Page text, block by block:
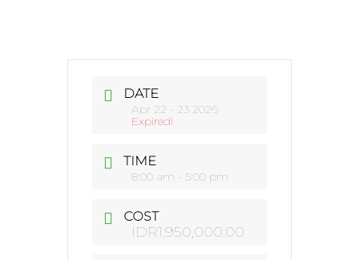
DATE
Apr 22 - 23 2026
Expired!
TIME
8:00 am - 5:00 pm
COST
IDR1,950,000.00